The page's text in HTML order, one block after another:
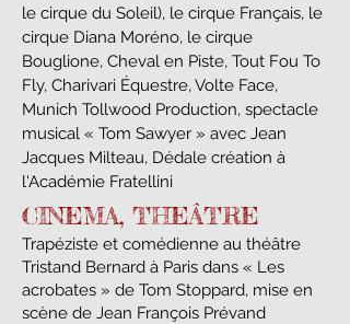
le cirque du Soleil), le cirque Français, le
cirque Diana Moréno, le cirque
Bouglione, Cheval en Piste, Tout Fou To
Fly, Charivari Équestre, Volte Face,
Munich Tollwood Production, spectacle
musical « Tom Sawyer » avec Jean
Jacques Milteau, Dédale création à
l'Académie Fratellini
CINEMA, THEÂTRE
Trapéziste et comédienne au théâtre
Tristand Bernard à Paris dans « Les
acrobates » de Tom Stoppard, mise en
scène de Jean François Prévand